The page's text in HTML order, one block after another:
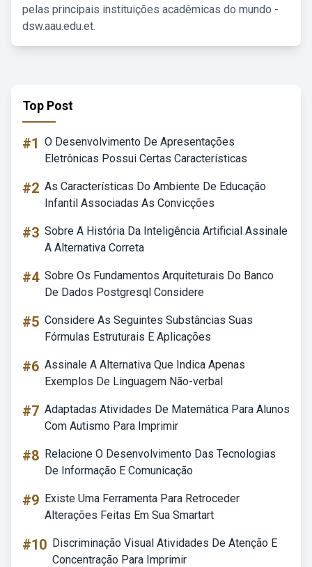
pelas principais instituições acadêmicas do mundo -
dsw.aau.edu.et.
Top Post
#1 O Desenvolvimento De Apresentações
Eletrônicas Possui Certas Características
#2 As Características Do Ambiente De Educação
Infantil Associadas As Convicções
#3 Sobre A História Da Inteligência Artificial Assinale
A Alternativa Correta
#4 Sobre Os Fundamentos Arquiteturais Do Banco
De Dados Postgresql Considere
#5 Considere As Seguintes Substâncias Suas
Fórmulas Estruturais E Aplicações
#6 Assinale A Alternativa Que Indica Apenas
Exemplos De Linguagem Não-verbal
#7 Adaptadas Atividades De Matemática Para Alunos
Com Autismo Para Imprimir
#8 Relacione O Desenvolvimento Das Tecnologias
De Informação E Comunicação
#9 Existe Uma Ferramenta Para Retroceder
Alterações Feitas Em Sua Smartart
#10 Discriminação Visual Atividades De Atenção E
Concentração Para Imprimir